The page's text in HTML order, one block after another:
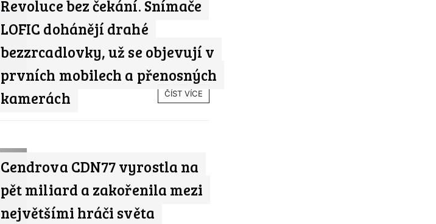
Revoluce bez čekání. Snímače
LOFIC dohánějí drahé
bezzrcadlovky, už se objevují v
prvních mobilech a přenosných
kamerách
ČÍST VÍCE
Cendrova CDN77 vyrostla na
pět miliard a zakořenila mezi
největšími hráči světa